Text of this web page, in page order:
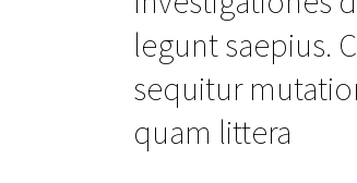
legunt saepius.
sequitur
quam littera